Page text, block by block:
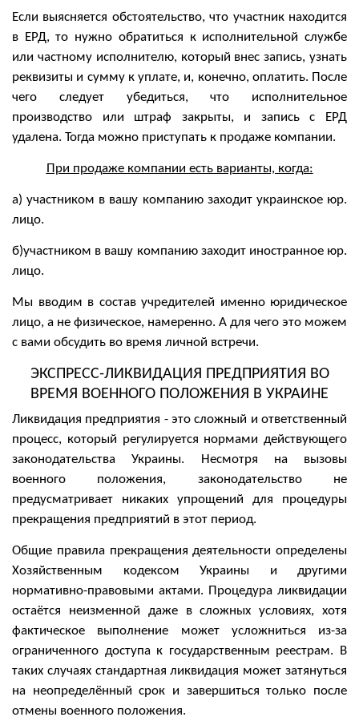
Если выясняется обстоятельство, что участник находится
в ЕРД, то нужно обратиться к исполнительной службе
или частному исполнителю, который внес запись, узнать
реквизиты и сумму к уплате, и, конечно, оплатить. После
чего следует убедиться, что исполнительное
производство или штраф закрыты, и запись с ЕРД
удалена. Тогда можно приступать к продаже компании.
При продаже компании есть варианты, когда:
а) участником в вашу компанию заходит украинское юр.
лицо.
б)участником в вашу компанию заходит иностранное юр.
лицо.
Мы вводим в состав учредителей именно юридическое
лицо, а не физическое, намеренно. А для чего это можем
с вами обсудить во время личной встречи.
ЭКСПРЕСС-ЛИКВИДАЦИЯ ПРЕДПРИЯТИЯ ВО
ВРЕМЯ ВОЕННОГО ПОЛОЖЕНИЯ В УКРАИНЕ
Ликвидация предприятия - это сложный и ответственный
процесс, который регулируется нормами действующего
законодательства Украины. Несмотря на вызовы
военного положения, законодательство не
предусматривает никаких упрощений для процедуры
прекращения предприятий в этот период.
Общие правила прекращения деятельности определены
Хозяйственным кодексом Украины и другими
нормативно-правовыми актами. Процедура ликвидации
остаётся неизменной даже в сложных условиях, хотя
фактическое выполнение может усложниться из-за
ограниченного доступа к государственным реестрам. В
таких случаях стандартная ликвидация может затянуться
на неопределённый срок и завершиться только после
отмены военного положения.